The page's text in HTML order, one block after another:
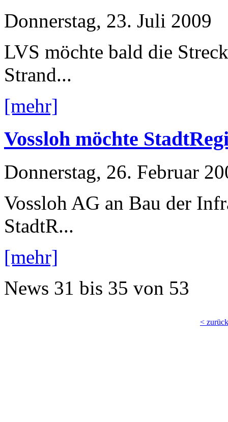
Donnerstag, 23. Juli 2009
LVS möchte bald die
Strand...
[mehr]
Vossloh möchte
Donnerstag, 26. Februar
Vossloh AG an Bau der
StadtR...
[mehr]
News 31 bis 35 von 53
< zurück